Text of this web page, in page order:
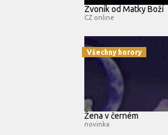
Zvoník od Matky Boží
CZ online
Všechny horory
Žena v černém
novinka